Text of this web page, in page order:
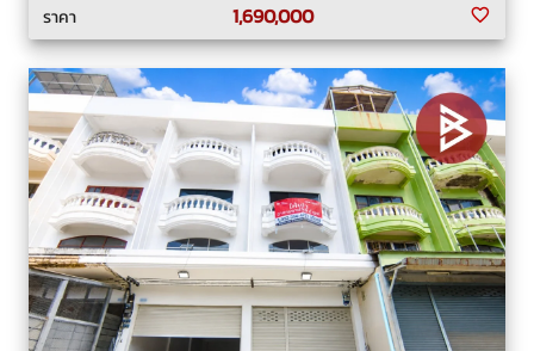
ราคา
1,690,000